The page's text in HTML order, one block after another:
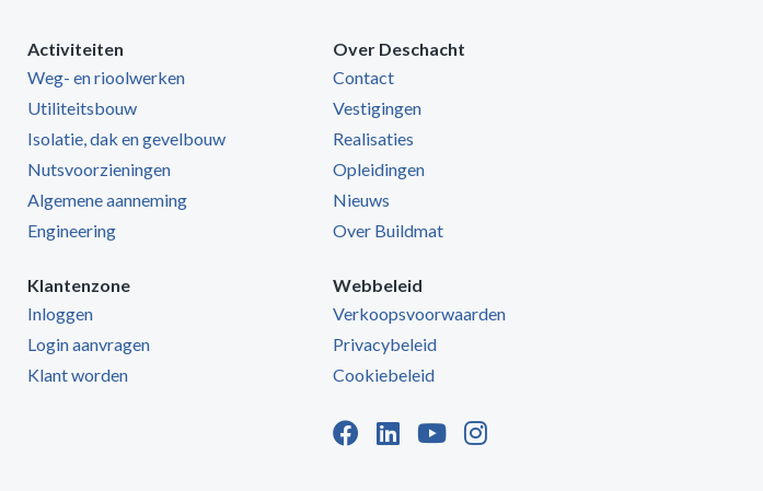
Activiteiten
Weg- en rioolwerken
Utiliteitsbouw
Isolatie, dak en gevelbouw
Nutsvoorzieningen
Algemene aanneming
Engineering
Klantenzone
Inloggen
Login aanvragen
Klant worden
Over Deschacht
Contact
Vestigingen
Realisaties
Opleidingen
Nieuws
Over Buildmat
Webbeleid
Verkoopsvoorwaarden
Privacybeleid
Cookiebeleid